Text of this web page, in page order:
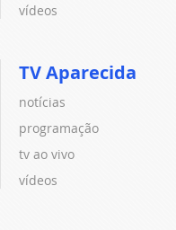
vídeos
TV Aparecida
notícias
programação
tv ao vivo
vídeos